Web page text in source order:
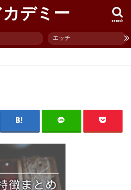
デミー search
エッチ